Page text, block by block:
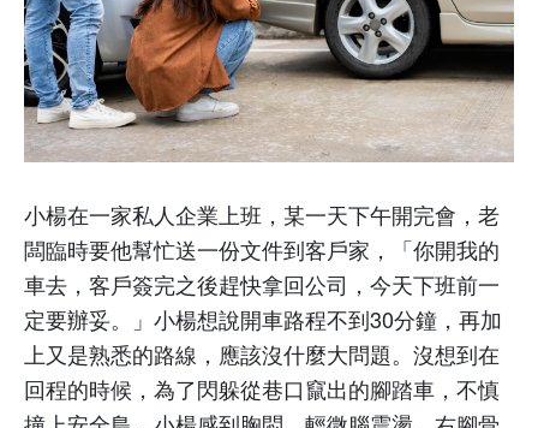
小楊在一家私人企業上班，某一天下午開完會，老
闆臨時要他幫忙送一份文件到客戶家，「你開我的
車去，客戶簽完之後趕快拿回公司，今天下班前一
定要辦妥。」小楊想說開車路程不到30分鐘，再加
上又是熟悉的路線，應該沒什麼大問題。沒想到在
回程的時候，為了閃躲從巷口竄出的腳踏車，不慎